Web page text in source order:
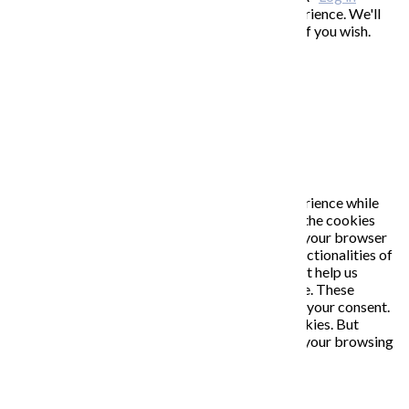
This website uses cookies to improve your experience. We'll
assume you're ok with this, but you can opt-out if you wish.
This website uses cookies to improve your experience while
you navigate through the website. Out of these, the cookies
that are categorized as necessary are stored on your browser
as they are essential for the working of basic functionalities of
the website. We also use third-party cookies that help us
analyze and understand how you use this website. These
cookies will be stored in your browser only with your consent.
You also have the option to opt-out of these cookies. But
opting out of some of these cookies may affect your browsing